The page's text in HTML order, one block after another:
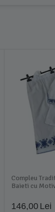
Compleu
Baieti cu
146,00 Lei